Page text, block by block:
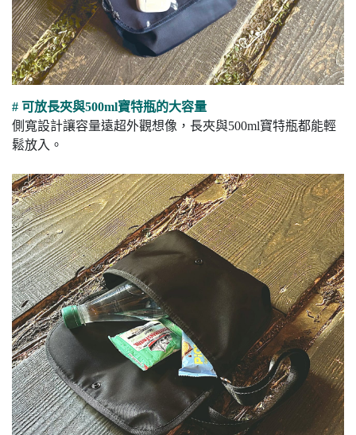
# 可放長夾與500ml寶特瓶的大容量
側寬設計讓容量遠超外觀想像，長夾與500ml寶特瓶都能輕
鬆放入。